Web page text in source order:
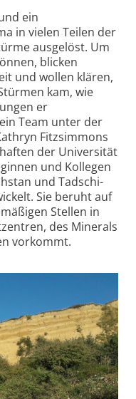
ein
in vielen Teilen der
ausgelöst. Um
blicken
und wollen klären,
kam, wie
er
Team unter der
Fitzsimmons
der Universität
und Kollegen
und Tadschi­
Sie beruht auf
Stellen in
des Minerals
vorkommt.